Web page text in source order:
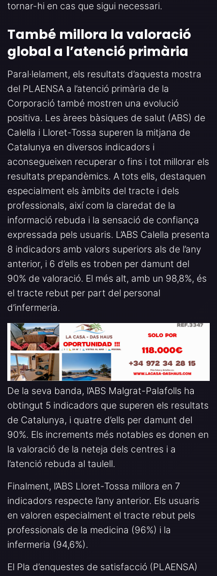
tornar-hi en cas que sigui necessari.
També millora la valoració
global a l’atenció primària
Paral·lelament, els resultats d’aquesta mostra
del PLAENSA a l’atenció primària de la
Corporació també mostren una evolució
positiva. Les àrees bàsiques de salut (ABS) de
Calella i Lloret-Tossa superen la mitjana de
Catalunya en diversos indicadors i
aconsegueixen recuperar o fins i tot millorar els
resultats prepandèmics. A tots ells, destaquen
especialment els àmbits del tracte i dels
professionals, així com la claredat de la
informació rebuda i la sensació de confiança
expressada pels usuaris. L’ABS Calella presenta
8 indicadors amb valors superiors als de l’any
anterior, i 6 d’ells es troben per damunt del
90% de valoració. El més alt, amb un 98,8%, és
el tracte rebut per part del personal
d’infermeria.
De la seva banda, l’ABS Malgrat-Palafolls ha
obtingut 5 indicadors que superen els resultats
de Catalunya, i quatre d’ells per damunt del
90%. Els increments més notables es donen en
la valoració de la neteja dels centres i a
l’atenció rebuda al taulell.
Finalment, l’ABS Lloret-Tossa millora en 7
indicadors respecte l’any anterior. Els usuaris
en valoren especialment el tracte rebut pels
professionals de la medicina (96%) i la
infermeria (94,6%).
El Pla d’enquestes de satisfacció (PLAENSA)